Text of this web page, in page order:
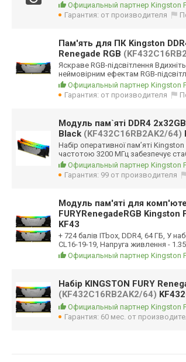
Официальный партнер Kingston
Гарантия: от производителя
Пам'ять для ПК Kingston
Renegade RGB
Яскраве RGB-підсвітлення
неймовірним ефектам RGB-
Официальный партнер Kingston
Гарантия: от производителя
Модуль пам`яті DDR4
Black (KF432C16RB2AK2/64)
Набір оперативної пам’яті
частотою 3200 МГц забезпечує
Официальный партнер Kingston
Гарантия: 99 от производителя
Модуль пам'яті для
FURYRenegadeRGB Kingston
KF43
+ 724 балів ITbox, DDR4, 64 ГБ, У
CL16-19-19, Напруга живлення -
Официальный партнер Kingston
Набір KINGSTON FURY
(KF432C16RB2AK2/64)
Официальный партнер Kingston
Гарантия: 60 мес. от